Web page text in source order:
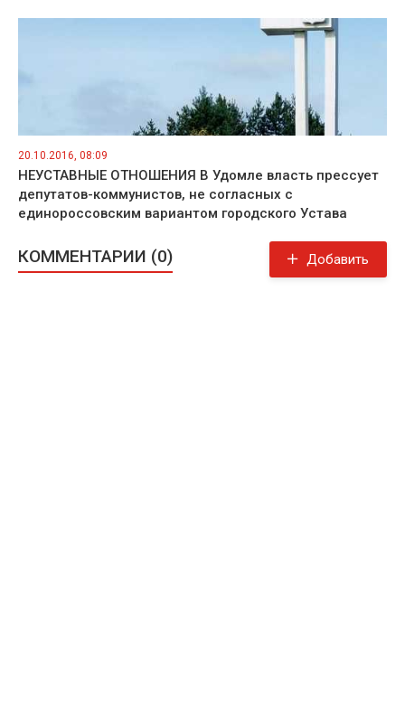
20.10.2016, 08:09
НЕУСТАВНЫЕ ОТНОШЕНИЯ В Удомле власть прессует
депутатов-коммунистов, не согласных с
единороссовским вариантом городского Устава
КОММЕНТАРИИ (0) Добавить